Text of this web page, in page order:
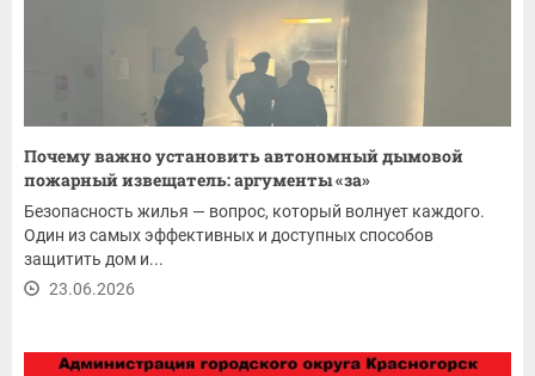
Почему важно установить автономный дымовой
пожарный извещатель: аргументы «за»
Безопасность жилья — вопрос, который волнует каждого.
Один из самых эффективных и доступных способов
защитить дом и...
23.06.2026